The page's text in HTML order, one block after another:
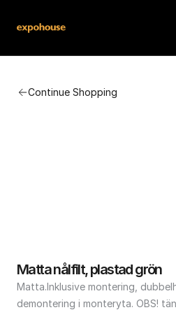
Continue Shopping
Matta nålfilt, plastad grön
Matta.Inklusive montering,
demontering i monteryta. OBS!